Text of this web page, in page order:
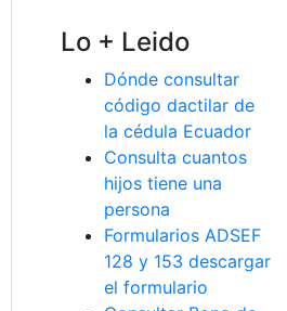
Lo + Leido
Dónde consultar
código dactilar de
la cédula Ecuador
Consulta cuantos
hijos tiene una
persona
Formularios ADSEF
128 y 153 descargar
el formulario